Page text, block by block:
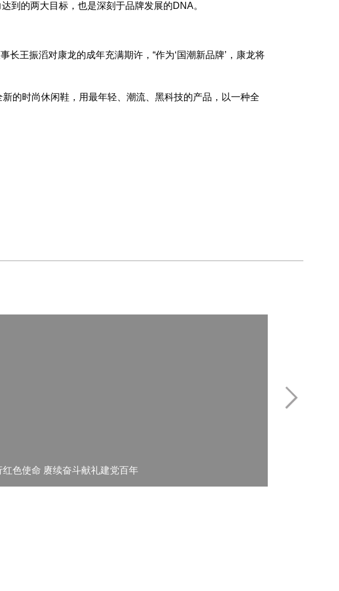
到的两大目标，也是深刻于品牌发展的DNA。
王振滔对康龙的成年充满期许，“作为‘国潮新品牌’，康龙将
的时尚休闲鞋，用最年轻、潮流、黑科技的产品，以一种全
红色使命 赓续奋斗献礼建党百年